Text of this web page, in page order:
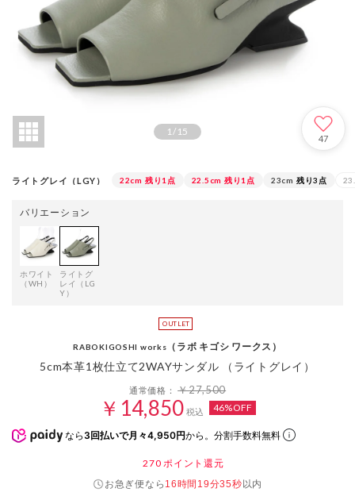
1/ 15
47
ライトグレイ（LGY） 22cm 残り1点 22.5cm 残り1点 23cm 残り3点
バリエーション
ホワイト
（WH）
ライトグ
レイ（LG
Y）
RABOKIGOSHI works （ラボ キゴシ ワークス）
5cm本革1枚仕立て2WAYサンダル （ライトグレイ）
通常価格：￥27,500
￥14,850 税込 46%OFF
なら 3回払いで月々4,950円から。分割手数料無料
270 ポイント還元
お急ぎ便なら 16時間19分35秒以内